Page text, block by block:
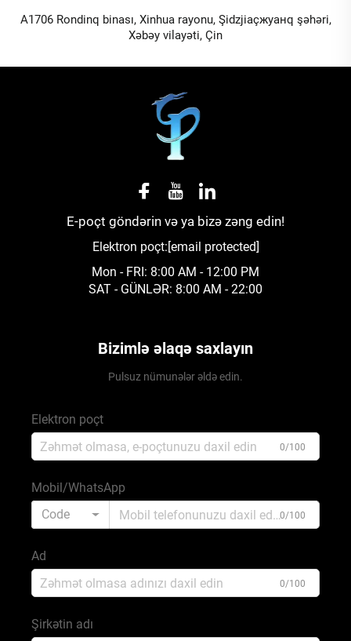
A1706 Rondinq binası, Xinhua rayonu, Şidzjiaçжуанq şəhəri,
Xəbəy vilayəti, Çin
E-poçt göndərin və ya bizə zəng edin!
Elektron poçt: [email protected]
Mon - FRI: 8:00 AM - 12:00 PM
SAT - GÜNLƏR: 8:00 AM - 22:00
Bizimlə əlaqə saxlayın
Pulsuz nümunələr əldə edin.
Elektron poçt
0/100
Mobil/WhatsApp
Code
0/100
Ad
0/100
Şirkətin adı